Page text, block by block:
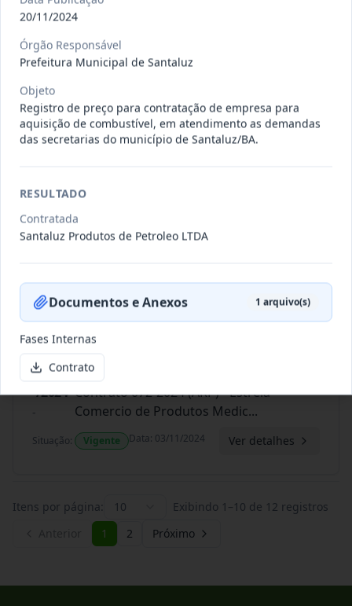
-
Araujo Rios LTDA EPP
Contrato 073-2023 (ARP) - A.L.B. de
Situação: Vigente
Situação: Vigente Ver detalhes
-/2024
-
Contrato 072-2024 (ARP) - Estrela
Comercio de Produtos Medic...
Situação: Vigente Data: 03/11/2024 Ver detalhes
Itens por página: 10 Exibindo 1 –10 de 12 registros
1 2 Próximo
20/11/2024
Órgão Responsável
Prefeitura Municipal de Santaluz
Objeto
Registro de preço para contratação de empresa para
aquisição de combustível, em atendimento as demandas
das secretarias do município de Santaluz/BA.
RESULTADO
Contratada
Santaluz Produtos de Petroleo LTDA
Documentos e Anexos 1 arquivo(s)
Fases Internas
Contrato